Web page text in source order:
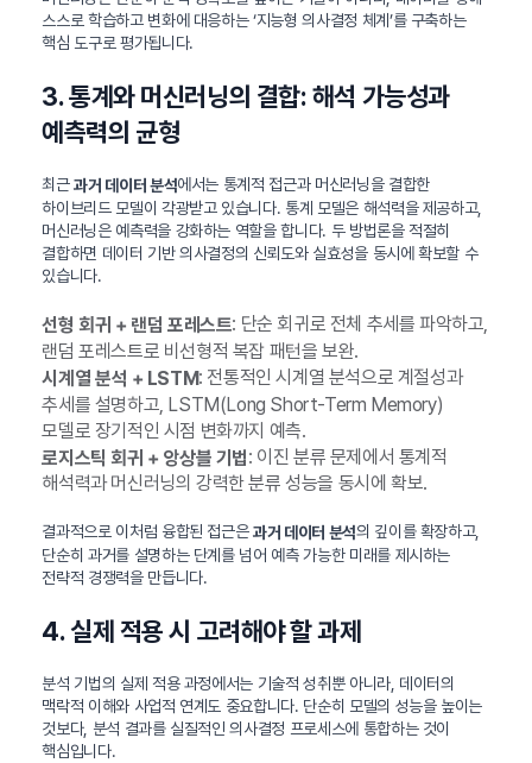
스스로 학습하고 변화에 대응하는 ‘지능형 의사결정 체계’를 구축하는
핵심 도구로 평가됩니다.
3. 통계와 머신러닝의 결합: 해석 가능성과
예측력의 균형
최근과거 데이터 분석에서는 통계적 접근과 머신러닝을 결합한
하이브리드 모델이 각광받고 있습니다. 통계 모델은 해석력을 제공하고,
머신러닝은 예측력을 강화하는 역할을 합니다. 두 방법론을 적절히
결합하면 데이터 기반 의사결정의 신뢰도와 실효성을 동시에 확보할 수
있습니다.
선형 회귀 + 랜덤 포레스트: 단순 회귀로 전체 추세를 파악하고,
랜덤 포레스트로 비선형적 복잡 패턴을 보완.
시계열 분석 + LSTM: 전통적인 시계열 분석으로 계절성과
추세를 설명하고, LSTM(Long Short-Term Memory)
모델로 장기적인 시점 변화까지 예측.
로지스틱 회귀 + 앙상블 기법: 이진 분류 문제에서 통계적
해석력과 머신러닝의 강력한 분류 성능을 동시에 확보.
결과적으로 이처럼 융합된 접근은과거 데이터 분석의 깊이를 확장하고,
단순히 과거를 설명하는 단계를 넘어 예측 가능한 미래를 제시하는
전략적 경쟁력을 만듭니다.
4. 실제 적용 시 고려해야 할 과제
분석 기법의 실제 적용 과정에서는 기술적 성취뿐 아니라, 데이터의
맥락적 이해와 사업적 연계도 중요합니다. 단순히 모델의 성능을 높이는
것보다, 분석 결과를 실질적인 의사결정 프로세스에 통합하는 것이
핵심입니다.